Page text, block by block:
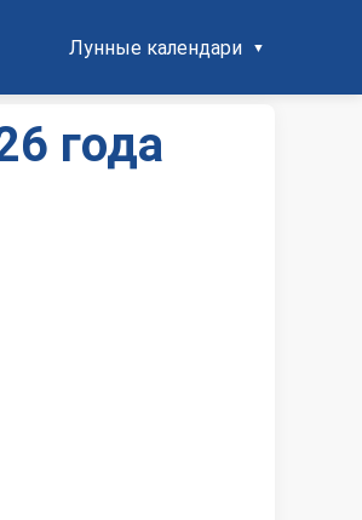
Лунные календари
года